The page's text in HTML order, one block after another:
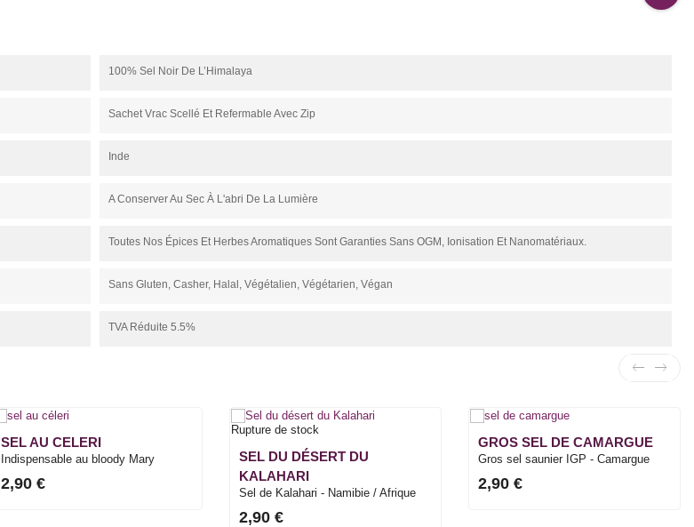
100% Sel Noir De L’Himalaya
Sachet Vrac Scellé Et Refermable Avec Zip
Inde
A Conserver Au Sec À L'abri De La Lumière
Toutes Nos Épices Et Herbes Aromatiques Sont Garanties Sans OGM, Ionisation Et Nanomatériaux.
Sans Gluten, Casher, Halal, Végétalien, Végétarien, Végan
TVA Réduite 5.5%
SEL AU CELERI
Indispensable au bloody Mary
2,90 €
Rupture de stock
SEL DU DÉSERT DU
KALAHARI
Sel de Kalahari - Namibie / Afrique
2,90 €
GROS SEL DE CAMARGUE
Gros sel saunier IGP - Camargue
2,90 €